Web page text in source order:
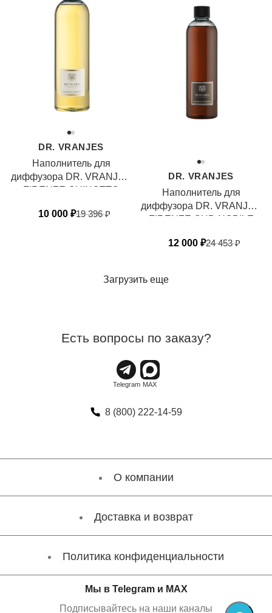
DR. VRANJES
Наполнитель для
диффузора DR. VRANJES
FIRENZE CHINOTTO
10 000 ₽19 396₽
DR. VRANJES
Наполнитель для
диффузора DR. VRANJES
FIRENZE OUD NOBILE
12 000 ₽24 453₽
Загрузить еще
Есть вопросы по заказу?
8 (800) 222-14-59
О компании
Доставка и возврат
Политика конфиденциальности
Мы в Telegram и MAX
Подписывайтесь на наши каналы